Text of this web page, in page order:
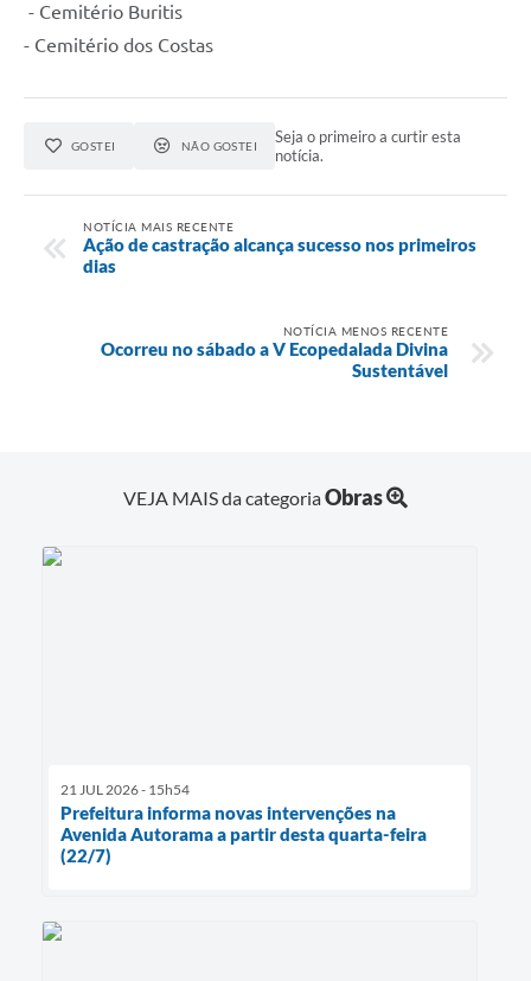
- Cemitério Buritis
- Cemitério dos Costas
GOSTEI NÃO GOSTEI
Seja o primeiro a curtir esta
notícia.
NOTÍCIA MAIS RECENTE
Ação de castração alcança sucesso nos primeiros
dias
NOTÍCIA MENOS RECENTE
Ocorreu no sábado a V Ecopedalada Divina
Sustentável
VEJA MAIS da categoriaObras
21 JUL 2026 - 15h54
Prefeitura informa novas intervenções na
Avenida Autorama a partir desta quarta-feira
(22/7)